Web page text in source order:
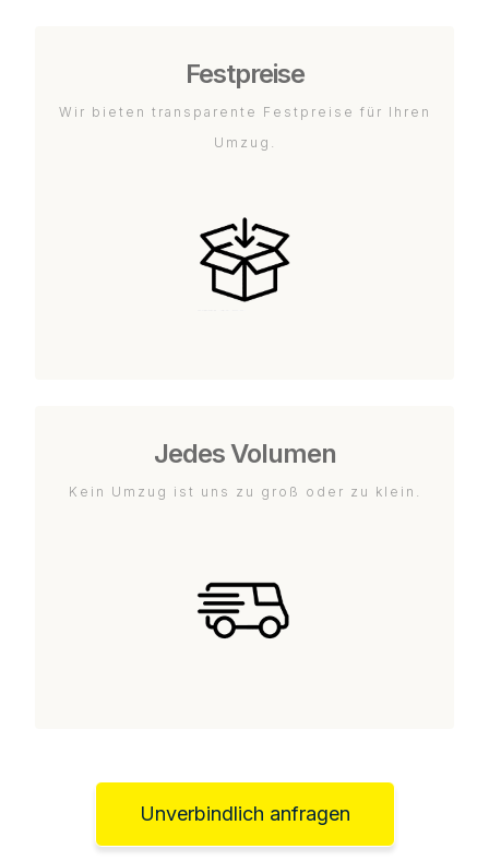
Festpreise
Wir bieten transparente Festpreise für Ihren
Umzug.
Jedes Volumen
Kein Umzug ist uns zu groß oder zu klein.
Unverbindlich anfragen